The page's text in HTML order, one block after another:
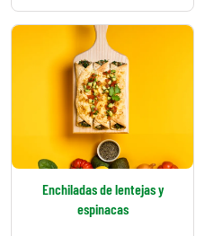
Enchiladas de lentejas y
espinacas